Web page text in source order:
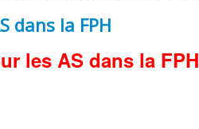
dans la FPH
les AS dans la FPH